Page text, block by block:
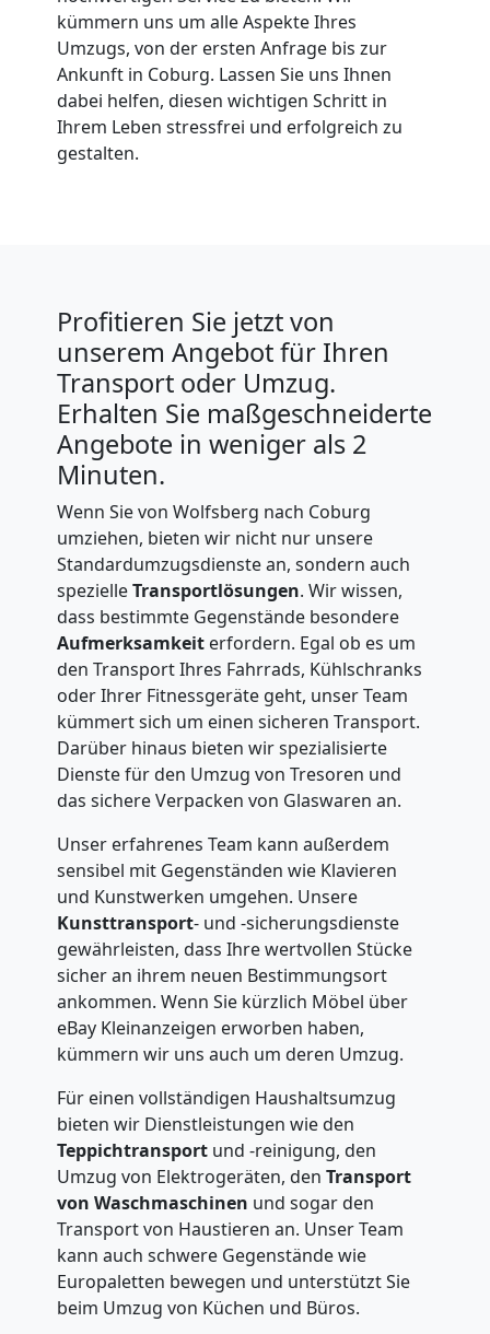
kümmern uns um alle Aspekte Ihres
Umzugs, von der ersten Anfrage bis zur
Ankunft in Coburg. Lassen Sie uns Ihnen
dabei helfen, diesen wichtigen Schritt in
Ihrem Leben stressfrei und erfolgreich zu
gestalten.
Profitieren Sie jetzt von
unserem Angebot für Ihren
Transport oder Umzug.
Erhalten Sie maßgeschneiderte
Angebote in weniger als 2
Minuten.
Wenn Sie von Wolfsberg nach Coburg
umziehen, bieten wir nicht nur unsere
Standardumzugsdienste an, sondern auch
spezielleTransportlösungen. Wir wissen,
dass bestimmte Gegenstände besondere
Aufmerksamkeit erfordern. Egal ob es um
den Transport Ihres Fahrrads, Kühlschranks
oder Ihrer Fitnessgeräte geht, unser Team
kümmert sich um einen sicheren Transport.
Darüber hinaus bieten wir spezialisierte
Dienste für den Umzug von Tresoren und
das sichere Verpacken von Glaswaren an.
Unser erfahrenes Team kann außerdem
sensibel mit Gegenständen wie Klavieren
und Kunstwerken umgehen. Unsere
Kunsttransport- und -sicherungsdienste
gewährleisten, dass Ihre wertvollen Stücke
sicher an ihrem neuen Bestimmungsort
ankommen. Wenn Sie kürzlich Möbel über
eBay Kleinanzeigen erworben haben,
kümmern wir uns auch um deren Umzug.
Für einen vollständigen Haushaltsumzug
bieten wir Dienstleistungen wie den
Teppichtransport und -reinigung, den
Umzug von Elektrogeräten, den Transport
von Waschmaschinen und sogar den
Transport von Haustieren an. Unser Team
kann auch schwere Gegenstände wie
Europaletten bewegen und unterstützt Sie
beim Umzug von Küchen und Büros.